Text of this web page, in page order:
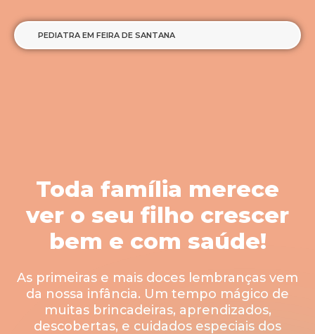
PEDIATRA EM FEIRA DE SANTANA
Toda família merece
ver o seu filho crescer
bem e com saúde!
As primeiras e mais doces lembranças vem
da nossa infância. Um tempo mágico de
muitas brincadeiras, aprendizados,
descobertas, e cuidados especiais dos